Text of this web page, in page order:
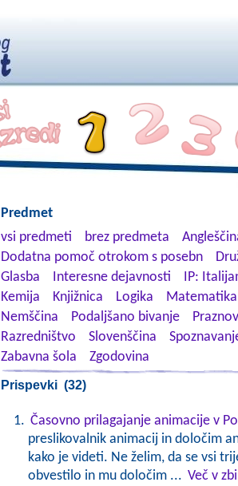
Predmet
vsi predmeti
brez predmeta
Dodatna pomoč otrokom s posebn
Glasba
Interesne dejavnosti IP:
Kemija
Knjižnica Logika Matematika
Nemščina
Podaljšano bivanje
Razredništvo
Slovenščina
Zabavna šola
Zgodovina
Prispevki (32)
Časovno prilagajanje animacije v
preslikovalnik animacij in določim
kako je videti. Ne želim, da se vsi
obvestilo in mu določim ... Več v